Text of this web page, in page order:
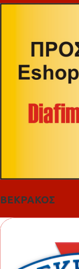
ΒΕΚΡΑΚΟΣ